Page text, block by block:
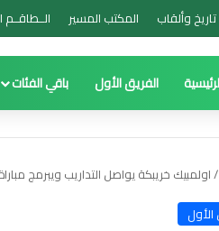
تاريخ وألقاب المكتب المسير الــطاقــم
الفريق الأول باقي الفئات
/اولمبيك خريبكة يواصل التداريب ويبرمج
الأول